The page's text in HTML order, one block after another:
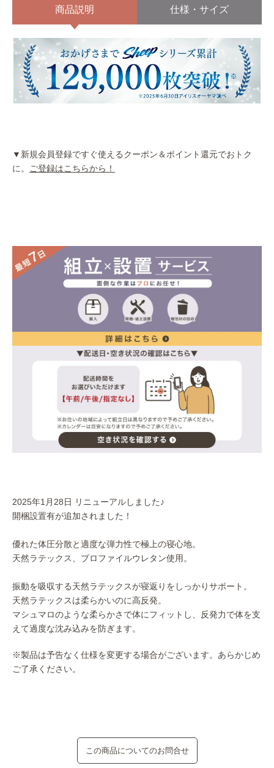
商品説明 仕様・サイズ
▼新規会員登録ですぐ使えるクーポン＆ポイント還元でおトク
に。
ご登録はこちらから！
2025年1月28日 リニューアルしました♪
開梱設置有が追加されました！
優れた体圧分散と適度な弾力性で極上の寝心地。
天然ラテックス、プロファイルウレタン使用。
振動を吸収する天然ラテックスが寝返りをしっかりサポート。
天然ラテックスは柔らかいのに高反発。
マシュマロのような柔らかさで体にフィットし、反発力で体を支
えて過度な沈み込みを防ぎます。
※製品は予告なく仕様を変更する場合がございます。あらかじめ
ご了承ください。
この商品についてのお問合せ